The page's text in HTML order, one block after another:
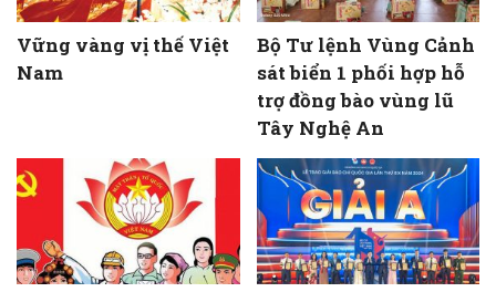
Vững vàng vị thế Việt
Nam
Bộ Tư lệnh Vùng Cảnh
sát biển 1 phối hợp hỗ
trợ đồng bào vùng lũ
Tây Nghệ An